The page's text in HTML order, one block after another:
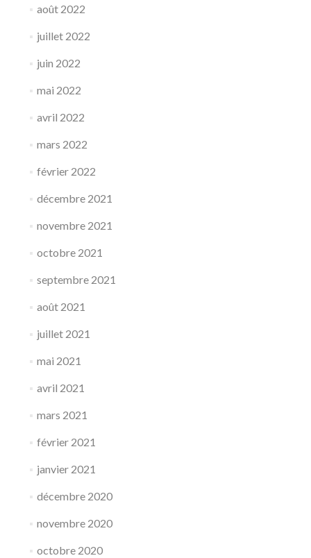
août 2022
juillet 2022
juin 2022
mai 2022
avril 2022
mars 2022
février 2022
décembre 2021
novembre 2021
octobre 2021
septembre 2021
août 2021
juillet 2021
mai 2021
avril 2021
mars 2021
février 2021
janvier 2021
décembre 2020
novembre 2020
octobre 2020